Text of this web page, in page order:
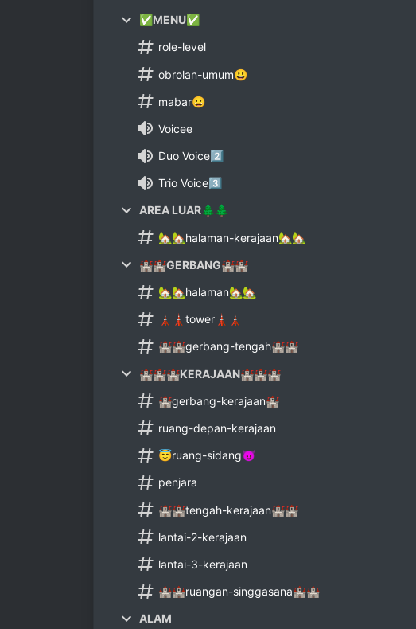
✅MENU✅
role-level
obrolan-umum😃
mabar😀
Voicee
Duo Voice2️⃣
Trio Voice3️⃣
AREA LUAR🌲🌲
🏡🏡halaman-kerajaan🏡🏡
🏰🏰GERBANG🏰🏰
🏡🏡halaman🏡🏡
🗼🗼tower🗼🗼
🏰🏰gerbang-tengah🏰🏰
🏰🏰🏰KERAJAAN🏰🏰🏰
🏰gerbang-kerajaan🏰
ruang-depan-kerajaan
😇ruang-sidang😈
penjara
🏰🏰tengah-kerajaan🏰🏰
lantai-2-kerajaan
lantai-3-kerajaan
🏰🏰ruangan-singgasana🏰🏰
ALAM